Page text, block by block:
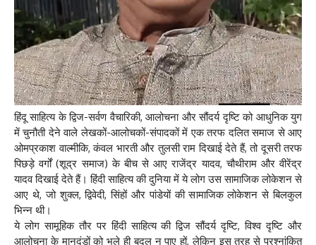
हिंदू साहित्य के द्विज-सर्वण वैचारिकी, आलोचना और सौंदर्य दृष्टि को आधुनिक युग
में चुनौती देने वाले लेखकों-आलोचकों-संपादकों में एक तरफ दलित समाज से आए
ओमप्रकाश वाल्मीकि, कंवल भारती और तुलसी राम दिखाई देते हैं, तो दूसरी तरफ
पिछड़े वर्गों (शूद्र समाज) के बीच से आए राजेंद्र यादव, चौथीराम और वीरेंद्र
यादव दिखाई देते हैं। हिंदी साहित्य की दुनिया में ये लोग उस सामाजिक लोकेशन से
आए थे, जो शुक्ल, द्विवेदी, सिंहों और पांडेयों की सामाजिक लोकेशन से बिलकुल
भिन्न थी।
ये लोग सामूहिक तौर पर हिंदी साहित्य की द्विज सौंदर्य दृष्टि, विश्व दृष्टि और
आलोचना के मानदंडों को भले ही बदल न पाए हों, लेकिन इस तरह से प्रश्नांकित